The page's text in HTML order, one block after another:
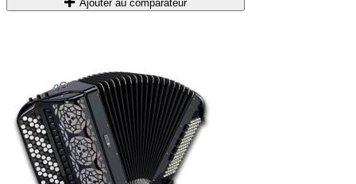
Ajouter au comparateur